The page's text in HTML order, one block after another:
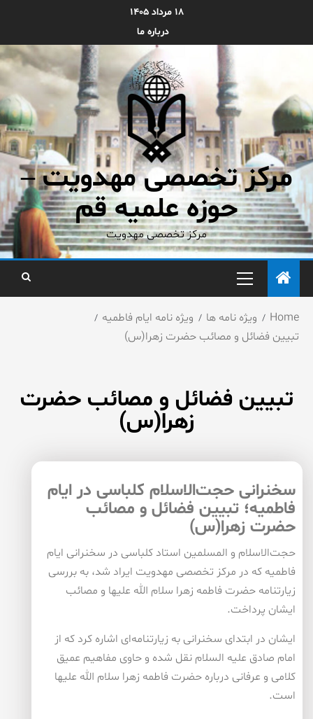
۱۸ مرداد ۱۴۰۵
درباره ما
مرکز تخصصی مهدویت –
حوزه علمیه قم
مرکز تخصصی مهدویت
Home ویژه نامه ها
ویژه نامه ایام فاطمیه
تبیین فضائل و مصائب حضرت زهرا(س)
تبیین فضائل و مصائب حضرت
زهرا(س)
سخنرانی حجت‌الاسلام کلباسی در ایام
فاطمیه؛ تبیین فضائل و مصائب
حضرت زهرا(س)
حجت‌الاسلام و المسلمین استاد کلباسی در سخنرانی ایام
فاطمیه که در مرکز تخصصی مهدویت ایراد شد، به بررسی
زیارتنامه حضرت فاطمه زهرا سلام الله علیها و مصائب
ایشان پرداخت.
ایشان در ابتدای سخنرانی به زیارتنامه‌ای اشاره کرد که از
امام صادق علیه السلام نقل شده و حاوی مفاهیم عمیق
کلامی و عرفانی درباره حضرت فاطمه زهرا سلام الله علیها
است.